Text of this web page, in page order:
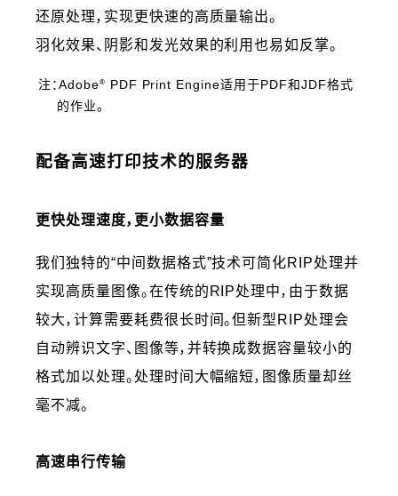
还原处理，实现更快速的高质量输出。
羽化效果、阴影和发光效果的利用也易如反掌。
注：Adobe®
PDF Print Engine适用于PDF和JDF格式
的作业。
配备高速打印技术的服务器
更快处理速度，更小数据容量
我们独特的“中间数据格式”技术可简化RIP处理并
实现高质量图像。在传统的RIP处理中，由于数据
较大，计算需要耗费很长时间。但新型RIP处理会
自动辨识文字、图像等，并转换成数据容量较小的
格式加以处理。处理时间大幅缩短，图像质量却丝
毫不减。
高速串行传输